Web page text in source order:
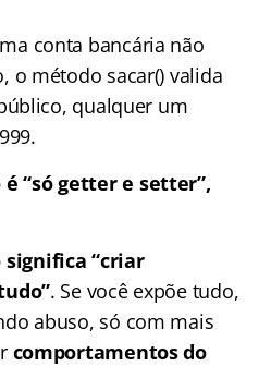
conta bancária não
o método sacar() valida
qualquer um
“só getter e setter”,
significa “criar
. Se você expõe tudo,
abuso, só com mais
comportamentos do